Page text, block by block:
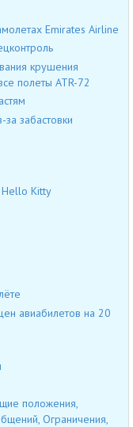
Emirates Airline
крушения
полеты ATR-72
забастовки
Hello Kitty
авиабилетов на 20
положения,
Ограничения,